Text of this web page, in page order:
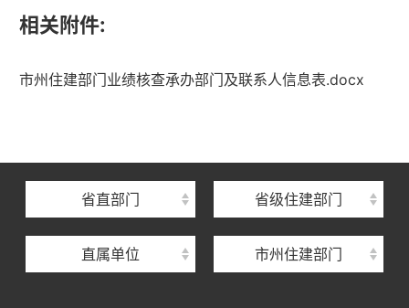
相关附件:
市州住建部门业绩核查承办部门及联系人信息表.docx
省直部门 省级住建部门
直属单位
湖北省住建厅机关后勤服务中心
湖北省住房保障中心
湖北省建设工程质量安全监督总站
湖北省建设工程标准定额管理总站 市州住建部门